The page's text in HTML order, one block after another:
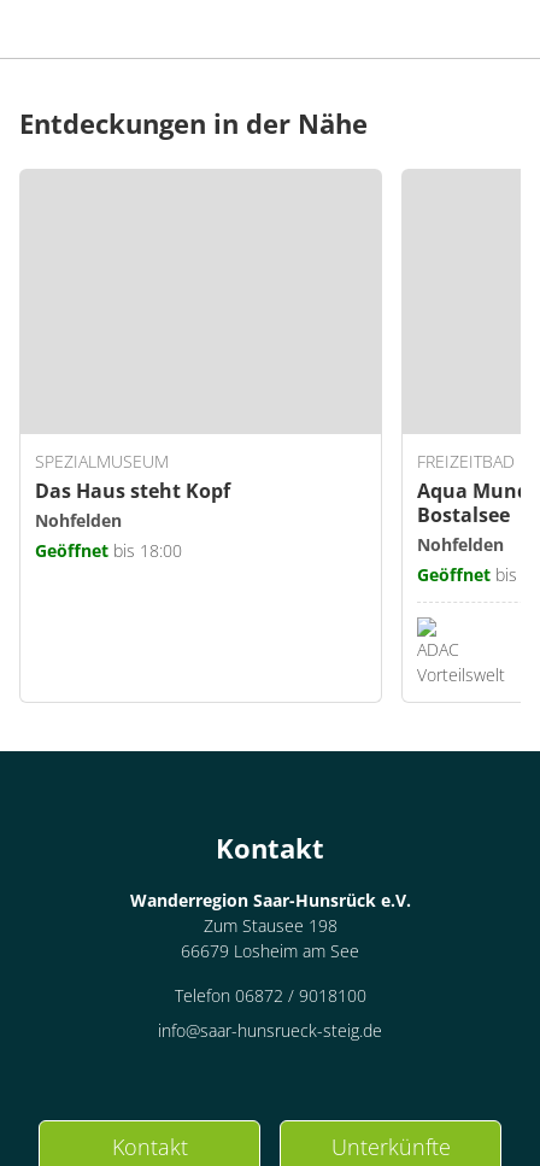
Entdeckungen in der Nähe
SPEZIALMUSEUM
Das Haus steht Kopf
Nohfelden
Geöffnet bis 18:00
FREIZEITBAD
Aqua
Bostalsee
Nohfelden
Geöffnet bis
Kontakt
Wanderregion Saar-Hunsrück e.V.
Zum Stausee 198
66679 Losheim am See
Telefon 06872 / 9018100
info@saar-hunsrueck-steig.de
Kontakt Unterkünfte